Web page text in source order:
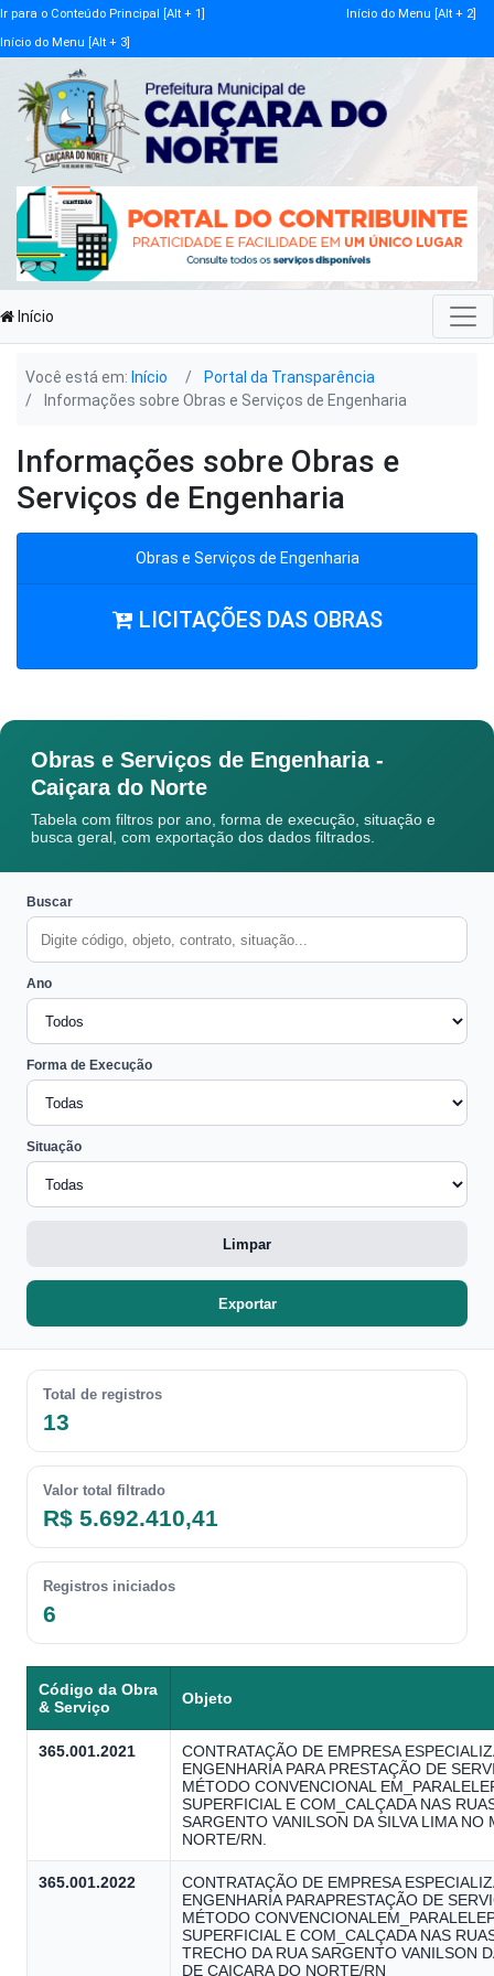
Ir para o Conteúdo Principal [Alt + 1]
Início do Menu [Alt + 2]
Início do Menu [Alt + 3]
Início
Você está em: Início
Portal da Transparência
Informações sobre Obras e Serviços de Engenharia
Informações sobre Obras e
Serviços de Engenharia
Obras e Serviços de Engenharia
LICITAÇÕES DAS OBRAS